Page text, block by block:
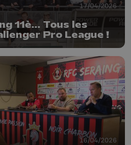
17/04/2026
11è... Tous les
Pro League !
16/04/2026